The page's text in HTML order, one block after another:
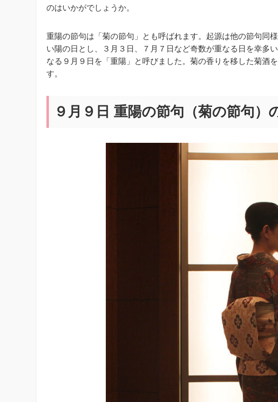
のはいかがでしょうか。
重陽の節句は「菊の節句」とも呼ばれます。起源は他の節句同
い陽の日とし、３月３日、７月７日など奇数が重なる日を幸多
なる９月９日を「重陽」と呼びました。菊の香りを移した菊酒
す。
９月９日 重陽の節句（菊の節句）